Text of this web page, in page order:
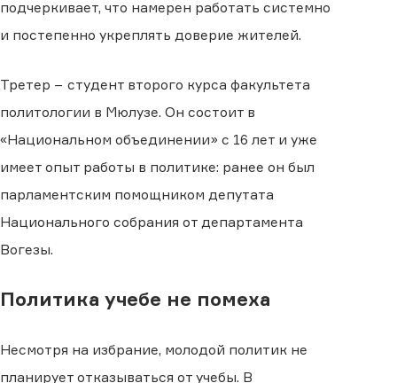
подчеркивает, что намерен работать системно
и постепенно укреплять доверие жителей.
Третер − студент второго курса факультета
политологии в Мюлузе. Он состоит в
«Национальном объединении» с 16 лет и уже
имеет опыт работы в политике: ранее он был
парламентским помощником депутата
Национального собрания от департамента
Вогезы.
Политика учебе не помеха
Несмотря на избрание, молодой политик не
планирует отказываться от учебы. В